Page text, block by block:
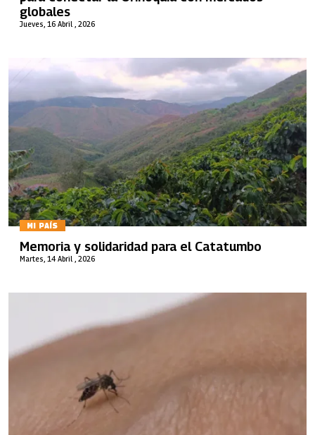
Jueves, 16 Abril , 2026
globales
MI PAÍS
Martes, 14 Abril , 2026
Memoria y solidaridad para el Catatumbo